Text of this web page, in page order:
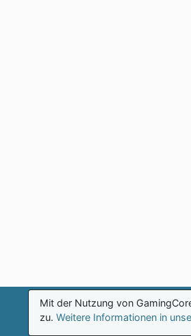
Mit der Nutzung von
zu. Weitere Informationen in